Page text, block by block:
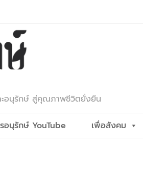
ะอนุรักษ์ สู่คุณภาพชีวิตยั่งยืน
อนุรักษ์ YouTube เพื่อสังคม